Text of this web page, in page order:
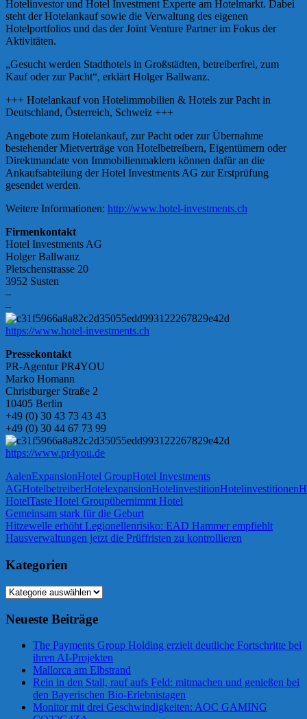
Hotelinvestor und Hotel Investment Experte am Hotelmarkt. Dabei
steht der Hotelankauf sowie die Verwaltung des eigenen
Hotelportfolios und das der Joint Venture Partner im Fokus der
Aktivitäten.
„Gesucht werden Stadthotels in Großstädten, betreiberfrei, zum
Kauf oder zur Pacht“, erklärt Holger Ballwanz.
+++ Hotelankauf von Hotelimmobilien & Hotels zur Pacht in
Deutschland, Österreich, Schweiz +++
Angebote zum Hotelankauf, zur Pacht oder zur Übernahme
bestehender Mietverträge von Hotelbetreibern, Eigentümern oder
Direktmandate von Immobilienmaklern können dafür an die
Ankaufsabteilung der Hotel Investments AG zur Erstprüfung
gesendet werden.
Weitere Informationen: http://www.hotel-investments.ch
Firmenkontakt
Hotel Investments AG
Holger Ballwanz
Pletschenstrasse 20
3952 Susten
–
–
https://www.hotel-investments.ch
Pressekontakt
PR-Agentur PR4YOU
Marko Homann
Christburger Straße 2
10405 Berlin
+49 (0) 30 43 73 43 43
+49 (0) 30 44 67 73 99
https://www.pr4you.de
AalenExpansionHotel GroupHotel Investments
AGHotelbetreiberHotelexpansionHotelinvestitionHotelinvestitionen
HotelTaste Hotel Groupübernimmt Hotel
Beitragsnavigation
Vorheriger
Beitrag:
Gemeinsam stark für die Geburt
Nächster
Beitrag:
Hitzewelle erhöht Legionellenrisiko: EAD Hammer empfiehlt
Hausverwaltungen jetzt die Prüffristen zu kontrollieren
Kategorien
Kategorien
Neueste Beiträge
The Payments Group Holding erzielt deutliche Fortschritte bei
ihren AI-Projekten
Mallorca am Elbstrand
Rein in den Stall, rauf aufs Feld: mitmachen und genießen bei
den Bayerischen Bio-Erlebnistagen
Monitor mit drei Geschwindigkeiten: AOC GAMING